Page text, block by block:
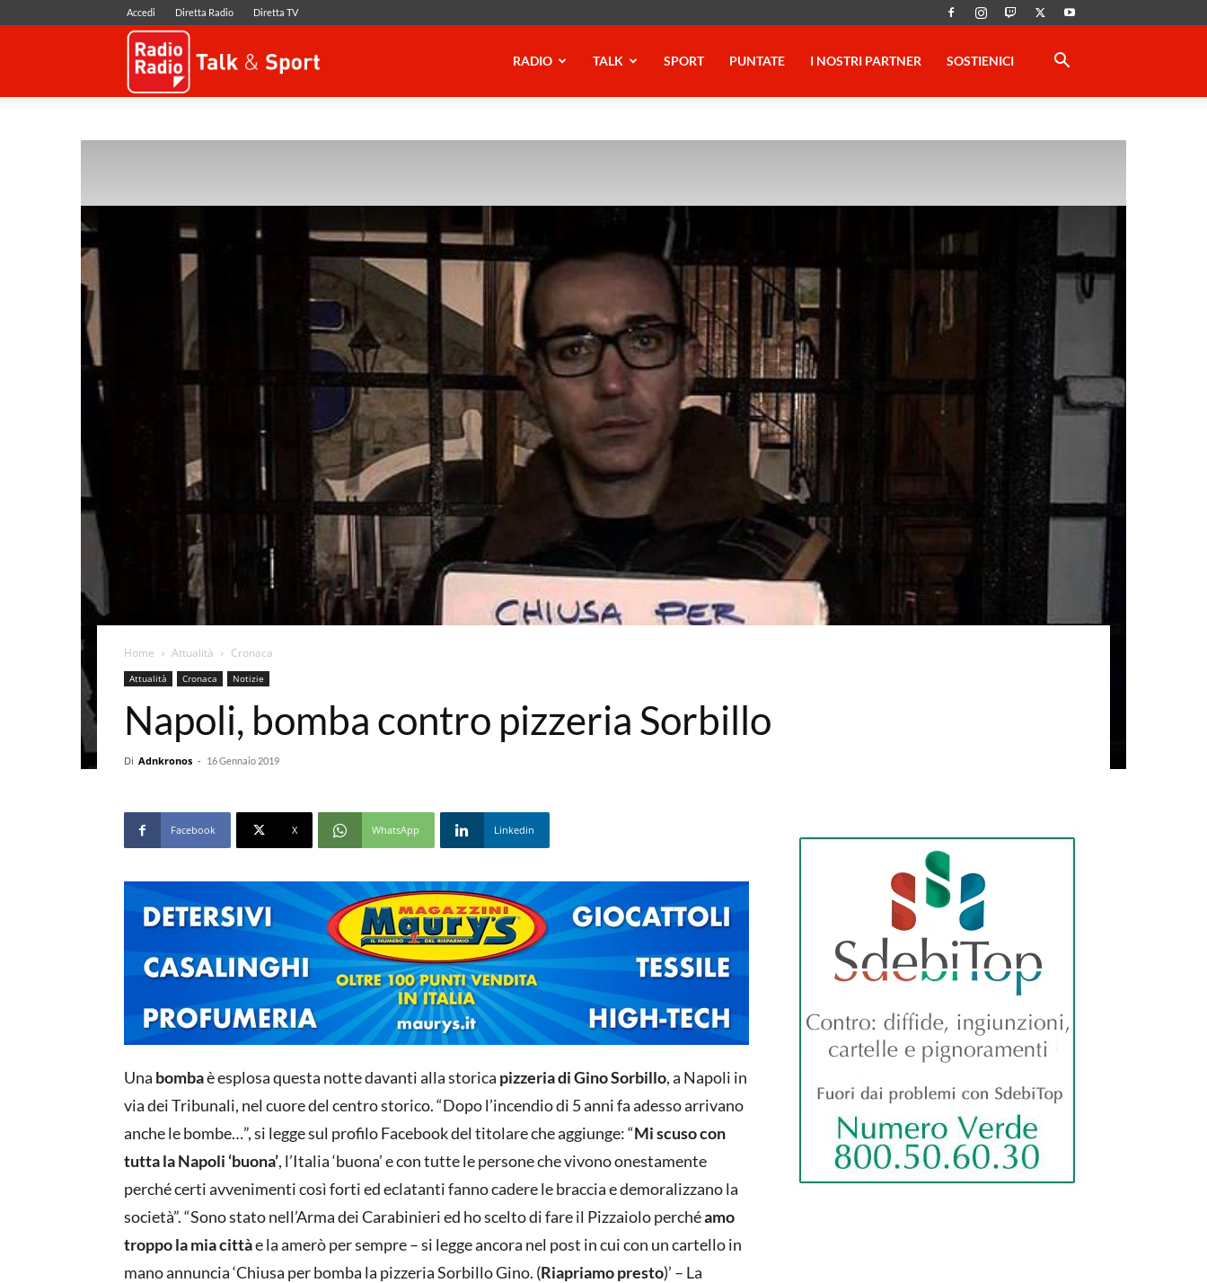
Accedi Diretta Radio Diretta TV
RADIO TALK SPORT PUNTATE I NOSTRI PARTNER SOSTIENICI
Home Attualità Cronaca
Attualità Cronaca Notizie
Napoli, bomba contro pizzeria Sorbillo
Di Adnkronos - 16 Gennaio 2019
Facebook X WhatsApp Linkedin
Una bombaè esplosa questa notte davanti alla storica pizzeria di Gino Sorbillo, a Napoli in
via dei Tribunali, nel cuore del centro storico. “Dopo l’incendio di 5 anni fa adesso arrivano
anche le bombe…”, si legge sul profilo Facebook del titolare che aggiunge: “Mi scuso con
tutta la Napoli ‘buona’, l’Italia ‘buona’ e con tutte le persone che vivono onestamente
perché certi avvenimenti così forti ed eclatanti fanno cadere le braccia e demoralizzano la
società”. “Sono stato nell’Arma dei Carabinieri ed ho scelto di fare il Pizzaiolo perchéamo
troppo la mia cittàe la amerò per sempre – si legge ancora nel post in cui con un cartello in
mano annuncia ‘Chiusa per bomba la pizzeria Sorbillo Gino. (Riapriamo presto)’ – La